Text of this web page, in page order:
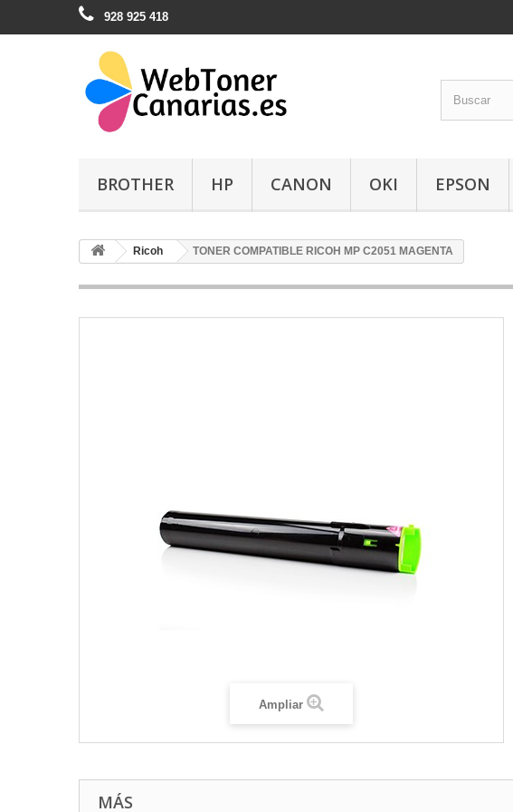
928 925 418
BROTHER HP CANON OKI EPSON
Ricoh TONER COMPATIBLE RICOH MP C2051 MAGENTA
Ampliar
MÁS